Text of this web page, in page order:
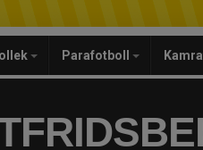
Parafotboll